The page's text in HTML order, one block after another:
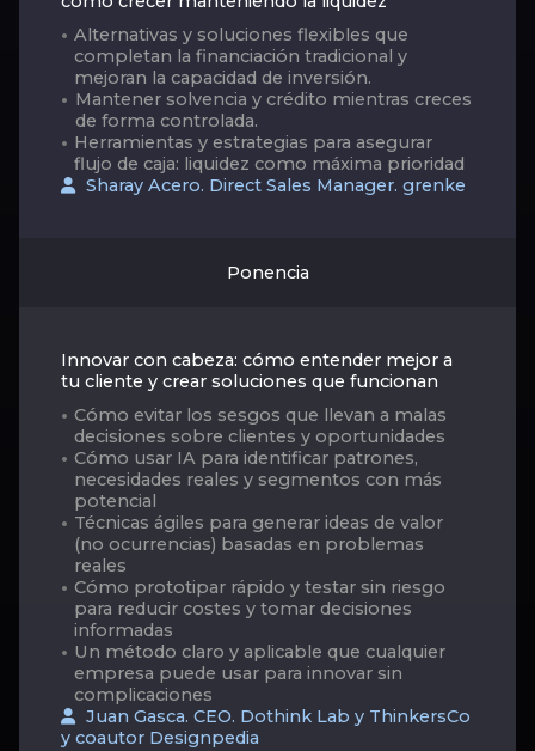
Alternativas y soluciones flexibles que
completan la financiación tradicional y
mejoran la capacidad de inversión.
Mantener solvencia y crédito mientras creces
de forma controlada.
Herramientas y estrategias para asegurar
flujo de caja: liquidez como máxima prioridad
Sharay Acero. Direct Sales Manager. grenke
Ponencia
Innovar con cabeza: cómo entender mejor a
tu cliente y crear soluciones que funcionan
Cómo evitar los sesgos que llevan a malas
decisiones sobre clientes y oportunidades
Cómo usar IA para identificar patrones,
necesidades reales y segmentos con más
potencial
Técnicas ágiles para generar ideas de valor
(no ocurrencias) basadas en problemas
reales
Cómo prototipar rápido y testar sin riesgo
para reducir costes y tomar decisiones
informadas
Un método claro y aplicable que cualquier
empresa puede usar para innovar sin
complicaciones
Juan Gasca. CEO. Dothink Lab y ThinkersCo
y coautor Designpedia